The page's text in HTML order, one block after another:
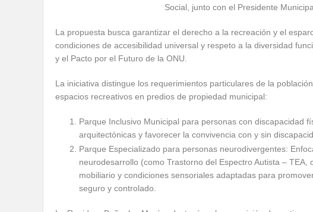
Social, junto con el Presidente
La propuesta busca garantizar el derecho a la recreación y el
condiciones de accesibilidad universal y respeto a la diversidad
y el Pacto por el Futuro de la ONU.
La iniciativa distingue los requerimientos particulares de la
espacios recreativos en predios de propiedad municipal:
Parque Inclusivo Municipal para personas con discapacidad
arquitectónicas y favorecer la convivencia con y sin
Parque Especializado para personas neurodivergentes:
neurodesarrollo (como Trastorno del Espectro Autista –
mobiliario y condiciones sensoriales adaptadas para
seguro y controlado.